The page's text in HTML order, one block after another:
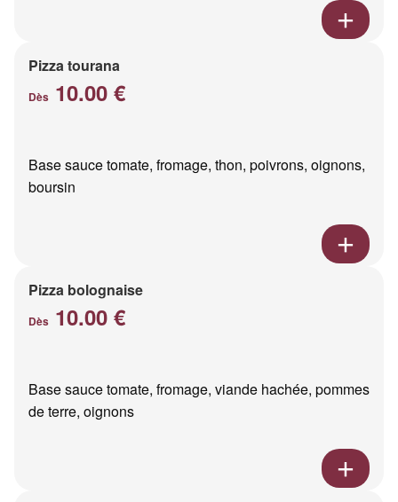
Pizza tourana
Dès 10.00 €
Base sauce tomate, fromage, thon, poivrons, oignons,
boursin
Pizza bolognaise
Dès 10.00 €
Base sauce tomate, fromage, viande hachée, pommes
de terre, oignons